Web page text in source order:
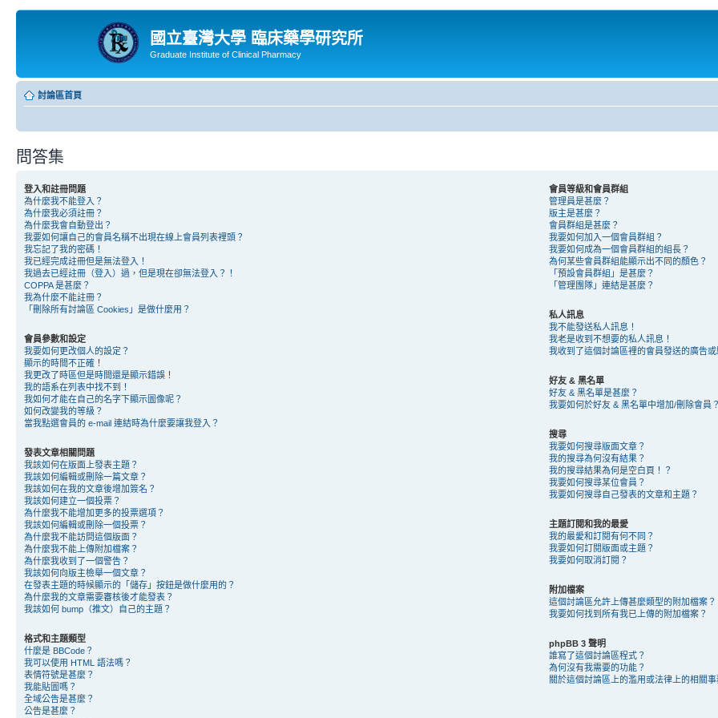
國立臺灣大學 臨床藥學研究所
Graduate Institute of Clinical Pharmacy
討論區首頁
問答集
登入和註冊問題
為什麼我不能登入？
為什麼我必須註冊？
為什麼我會自動登出？
我要如何讓自己的會員名稱不出現在線上會員列表裡頭？
我忘記了我的密碼！
我已經完成註冊但是無法登入！
我過去已經註冊（登入）過，但是現在卻無法登入？！
COPPA 是甚麼？
我為什麼不能註冊？
「刪除所有討論區 Cookies」是做什麼用？
會員參數和設定
我要如何更改個人的設定？
顯示的時間不正確！
我更改了時區但是時間還是顯示錯誤！
我的語系在列表中找不到！
我如何才能在自己的名字下顯示圖像呢？
如何改變我的等級？
當我點選會員的 e-mail 連結時為什麼要讓我登入？
發表文章相關問題
我該如何在版面上發表主題？
我該如何編輯或刪除一篇文章？
我該如何在我的文章後增加簽名？
我該如何建立一個投票？
為什麼我不能增加更多的投票選項？
我該如何編輯或刪除一個投票？
為什麼我不能訪問這個版面？
為什麼我不能上傳附加檔案？
為什麼我收到了一個警告？
我該如何向版主檢舉一個文章？
在發表主題的時候顯示的「儲存」按鈕是做什麼用的？
為什麼我的文章需要審核後才能發表？
我該如何 bump（推文）自己的主題？
格式和主題類型
什麼是 BBCode？
我可以使用 HTML 語法嗎？
表情符號是甚麼？
我能貼圖嗎？
全域公告是甚麼？
公告是甚麼？
會員等級和會員群組
管理員是甚麼？
版主是甚麼？
會員群組是甚麼？
我要如何加入一個會員群組？
我要如何成為一個會員群組的組長？
為何某些會員群組能顯示出不同的顏色？
「預設會員群組」是甚麼？
「管理團隊」連結是甚麼？
私人訊息
我不能發送私人訊息！
我老是收到不想要的私人訊息！
我收到了這個討論區裡的會員發送的廣告或
好友 & 黑名單
好友 & 黑名單是甚麼？
我要如何於好友 & 黑名單中增加/刪除會員？
搜尋
我要如何搜尋版面文章？
我的搜尋為何沒有結果？
我的搜尋結果為何是空白頁！？
我要如何搜尋某位會員？
我要如何搜尋自己發表的文章和主題？
主題訂閱和我的最愛
我的最愛和訂閱有何不同？
我要如何訂閱版面或主題？
我要如何取消訂閱？
附加檔案
這個討論區允許上傳甚麼類型的附加檔案？
我要如何找到所有我已上傳的附加檔案？
phpBB 3 聲明
誰寫了這個討論區程式？
為何沒有我需要的功能？
關於這個討論區上的濫用或法律上的相關